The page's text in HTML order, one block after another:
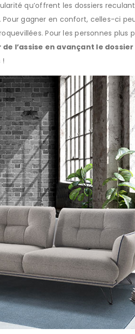
qu’offrent les dossiers
gagner en confort, celles-ci
Pour les personnes plus
l’assise en avançant le dossier
!